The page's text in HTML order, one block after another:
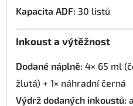
Kapacita ADF: 30 listů
Inkoust a výtěžnost
Dodané náplně: 4× 65 ml
žlutá) + 1× náhradní černá
Výdrž dodaných inkoustů: